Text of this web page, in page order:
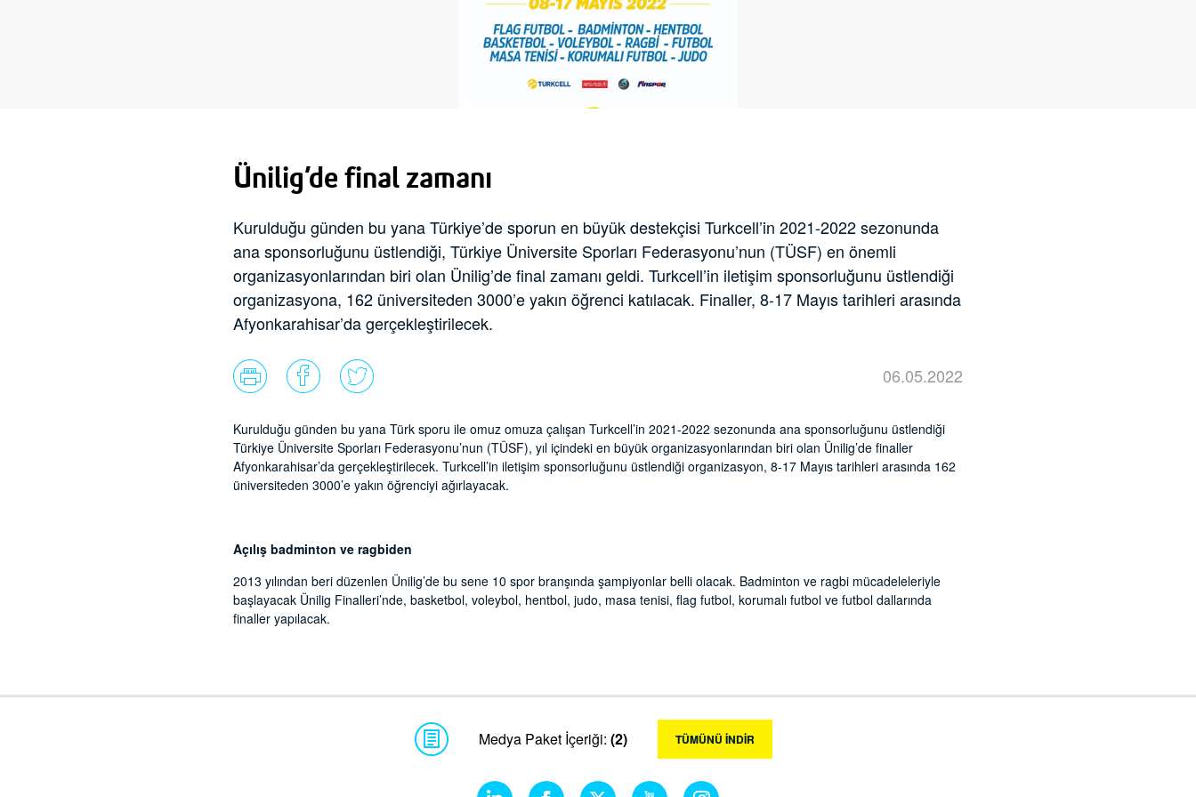
Ünilig’de final zamanı
Kurulduğu günden bu yana Türkiye’de sporun en büyük destekçisi Turkcell’in 2021-2022 sezonunda
ana sponsorluğunu üstlendiği, Türkiye Üniversite Sporları Federasyonu’nun (TÜSF) en önemli
organizasyonlarından biri olan Ünilig’de final zamanı geldi. Turkcell’in iletişim sponsorluğunu üstlendiği
organizasyona, 162 üniversiteden 3000’e yakın öğrenci katılacak. Finaller, 8-17 Mayıs tarihleri arasında
Afyonkarahisar’da gerçekleştirilecek.
06.05.2022
Kurulduğu günden bu yana Türk sporu ile omuz omuza çalışan Turkcell’in 2021-2022 sezonunda ana sponsorluğunu üstlendiği
Türkiye Üniversite Sporları Federasyonu’nun (TÜSF), yıl içindeki en büyük organizasyonlarından biri olan Ünilig’de finaller
Afyonkarahisar’da gerçekleştirilecek. Turkcell’in iletişim sponsorluğunu üstlendiği organizasyon, 8-17 Mayıs tarihleri arasında 162
üniversiteden 3000’e yakın öğrenciyi ağırlayacak.
Açılış badminton ve ragbiden
2013 yılından beri düzenlen Ünilig’de bu sene 10 spor branşında şampiyonlar belli olacak. Badminton ve ragbi mücadeleleriyle
başlayacak Ünilig Finalleri’nde, basketbol, voleybol, hentbol, judo, masa tenisi, flag futbol, korumalı futbol ve futbol dallarında
finaller yapılacak.
Medya Paket İçeriği: (2) TÜMÜNÜ İNDİR